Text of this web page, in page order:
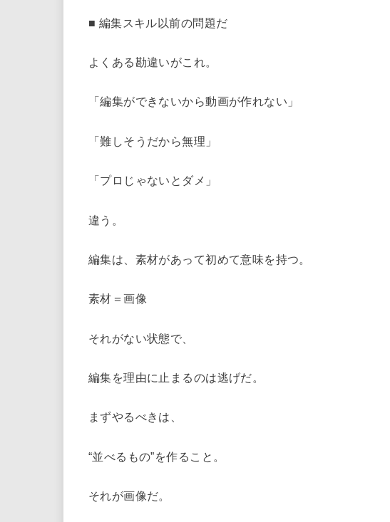
■ 編集スキル以前の問題だ
よくある勘違いがこれ。
「編集ができないから動画が作れない」
「難しそうだから無理」
「プロじゃないとダメ」
違う。
編集は、素材があって初めて意味を持つ。
素材＝画像
それがない状態で、
編集を理由に止まるのは逃げだ。
まずやるべきは、
“並べるもの”を作ること。
それが画像だ。